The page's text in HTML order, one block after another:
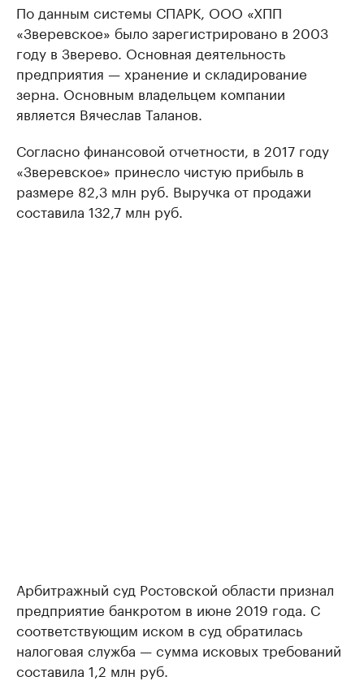
По данным системы СПАРК, ООО «ХПП
«Зверевское» было зарегистрировано в 2003
году в Зверево. Основная деятельность
предприятия — хранение и складирование
зерна. Основным владельцем компании
является Вячеслав Таланов.
Согласно финансовой отчетности, в 2017 году
«Зверевское» принесло чистую прибыль в
размере 82,3 млн руб. Выручка от продажи
составила 132,7 млн руб.
Арбитражный суд Ростовской области признал
предприятие банкротом в июне 2019 года. С
соответствующим иском в суд обратилась
налоговая служба — сумма исковых требований
составила 1,2 млн руб.